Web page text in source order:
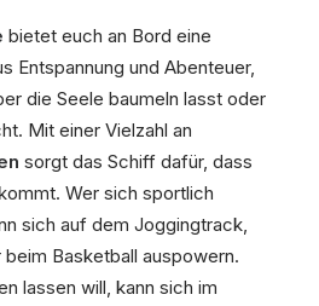
bietet euch an Bord eine
Entspannung und Abenteuer,
die Seele baumeln lasst oder
Mit einer Vielzahl an
sorgt das Schiff dafür, dass
Wer sich sportlich
sich auf dem Joggingtrack,
Basketball auspowern.
lassen will, kann sich im